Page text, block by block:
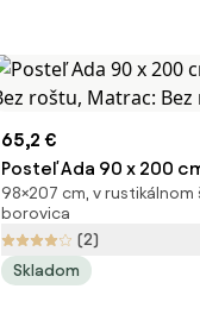
65,2 €
Posteľ Ada 90 x 200
Bez roštu, Matrac:
98×207 cm, v rustikálnom
borovica
(2)
Skladom